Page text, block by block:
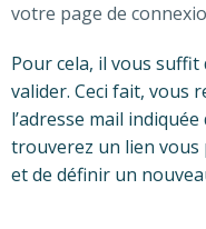
votre page de
Pour cela, il vous
valider. Ceci fait, vous
l’adresse mail
trouverez un lien
et de définir un